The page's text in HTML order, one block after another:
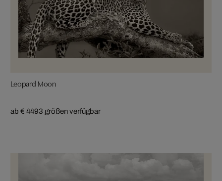
Leopard Moon
ab € 4493 größen verfügbar